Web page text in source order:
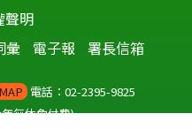
聲明
彙 電子報 署長信箱
MAP 電話：02-2395-9825
無休免付費)